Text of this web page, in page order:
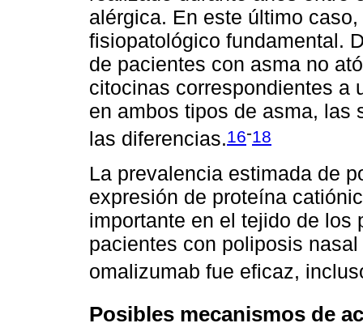
alérgica. En este último
fisiopatológico fundamental.
de pacientes con asma no
citocinas correspondientes a
en ambos tipos de asma, las
las diferencias.16-18
La prevalencia estimada de
expresión de proteína
importante en el tejido de los
pacientes con poliposis
omalizumab fue eficaz,
Posibles mecanismos de